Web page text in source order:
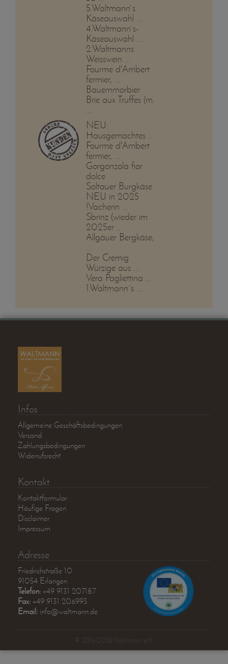
5.Waltmann`s
Käseauswahl ...
4.Waltmann`s-
Käseauswahl ...
2.Waltmanns
Weisswein ...
Fourme d'Ambert
fermier, ...
Bauernmorbier
Brie aux Truffes (m.
...
NEU:
Hausgemachtes ...
Fourme d'Ambert
fermier, ...
Gorgonzola fior
dolce
Soltauer Burgkäse
NEU in 2025
!Vacherin ...
Sbrinz (wieder im
2025er ...
Allgäuer Bergkäse,
...
Der Cremig
Würzige aus ...
Vera Pagliettina ...
1.Waltmann´s ...
Infos
Allgemeine Geschäftsbedingungen
Versand
Zahlungsbedingungen
Widerrufsrecht
Kontakt
Kontaktformular
Häufige Fragen
Disclaimer
Impressum
Adresse
Friedrichstraße 10
91054 Erlangen
Telefon: +49 9131 207187
Fax: +49 9131 206993
Email: info@waltmann.de
© 2016-2026 Waltmann e.K.